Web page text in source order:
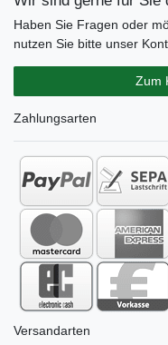
Haben Sie Fragen oder
nutzen Sie bitte unser
Zum
Zahlungsarten
Versandarten